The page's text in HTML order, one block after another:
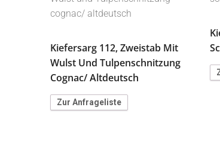
Kiefersarg 112, Zweistab Mit
Wulst Und Tulpenschnitzung
Cognac/ Altdeutsch
Zur Anfrageliste